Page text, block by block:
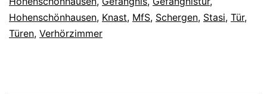
Hohenschönhausen, Knast, MfS, Schergen, Stasi, Tür,
Türen, Verhörzimmer